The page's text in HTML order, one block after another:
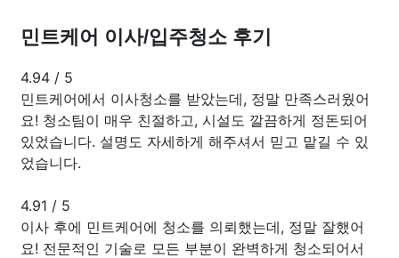
민트케어 이사/입주청소 후기
4.94 / 5
민트케어에서 이사청소를 받았는데, 정말 만족스러웠어
요! 청소팀이 매우 친절하고, 시설도 깔끔하게 정돈되어
있었습니다. 설명도 자세하게 해주셔서 믿고 맡길 수 있
었습니다.
4.91 / 5
이사 후에 민트케어에 청소를 의뢰했는데, 정말 잘했어
요! 전문적인 기술로 모든 부분이 완벽하게 청소되어서